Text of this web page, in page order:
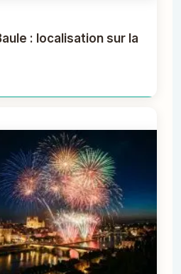
: localisation sur la